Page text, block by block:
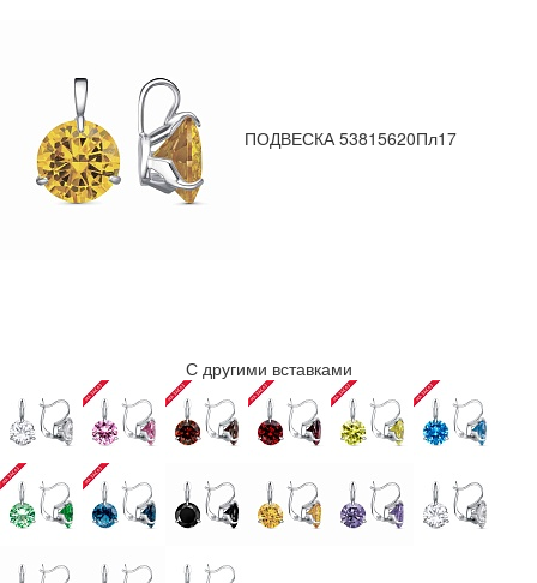
ПОДВЕСКА 53815620Пл17
С другими вставками